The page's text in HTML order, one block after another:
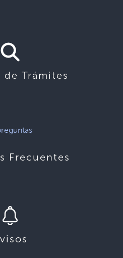
de Trámites
Frecuentes